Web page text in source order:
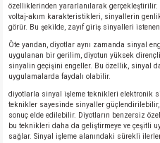
özelliklerinden yararlanılarak
voltaj-akım karakteristikleri, sinyallerin
görür. Bu şekilde, zayıf giriş sinyalleri
Öte yandan, diyotlar aynı zamanda sinyal
uygulanan bir gerilim, diyotun yüksek
sinyalin geçişini engeller. Bu özellik, sinyal
uygulamalarda faydalı olabilir.
diyotlarla sinyal işleme teknikleri elektronik
teknikler sayesinde sinyaller
sonuç elde edilebilir. Diyotların benzersiz
bu teknikleri daha da geliştirmeye ve çeşitli
sağlar. Sinyal işleme alanındaki sürekli